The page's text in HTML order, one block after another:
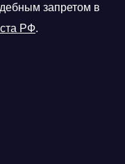
запретом в
РФ.